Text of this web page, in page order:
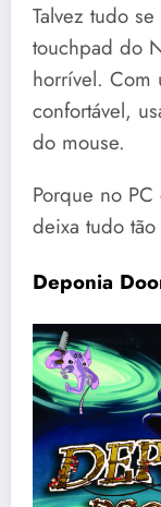
Talvez tudo
touchpad do
horrível. Com
confortável,
do mouse.
Porque no
deixa tudo
Deponia